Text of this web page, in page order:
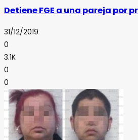
Detiene FGE a una pareja por
31/12/2019
0
3.1K
0
0